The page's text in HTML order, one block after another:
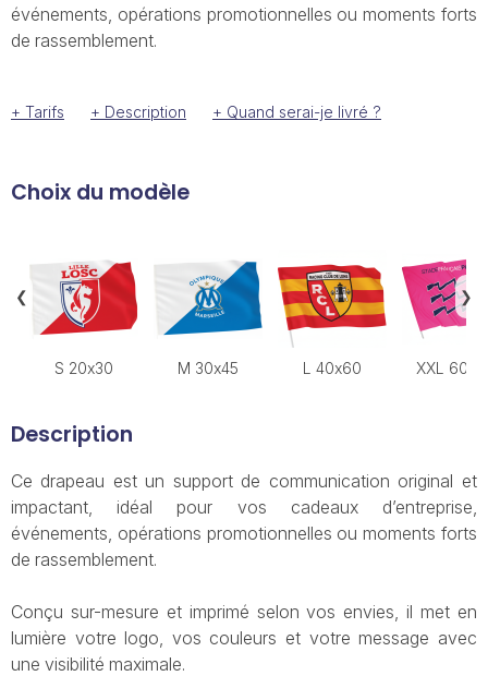
événements, opérations promotionnelles ou moments forts
de rassemblement.
+ Tarifs + Description + Quand serai-je livré ?
Choix du modèle
S 20x30 M 30x45 L 40x60 XXL
❯
❮
Description
Ce drapeau est un support de communication original et
impactant, idéal pour vos cadeaux d’entreprise,
événements, opérations promotionnelles ou moments forts
de rassemblement.
Conçu sur-mesure et imprimé selon vos envies, il met en
lumière votre logo, vos couleurs et votre message avec
une visibilité maximale.